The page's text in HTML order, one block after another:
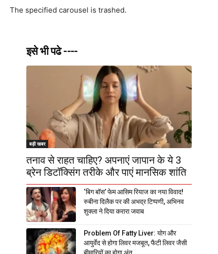
The specified carousel is trashed.
इसे भी पढे ----
बड़ी खबर
तनाव से राहत चाहिए? अपनाएं जापान के ये 3
ब्रेन डिटॉक्सिंग तरीके और पाएं मानसिक शांति
‘बिग बॉस’ फेम आसिम रियाज का नया विवाद!
रुबीना दिलैक पर की अभद्र टिप्पणी, अभिनव
शुक्ला ने दिया करारा जवाब
Problem Of Fatty Liver: योग और
आयुर्वेद से होगा लिवर मजबूत, फैटी लिवर जैसी